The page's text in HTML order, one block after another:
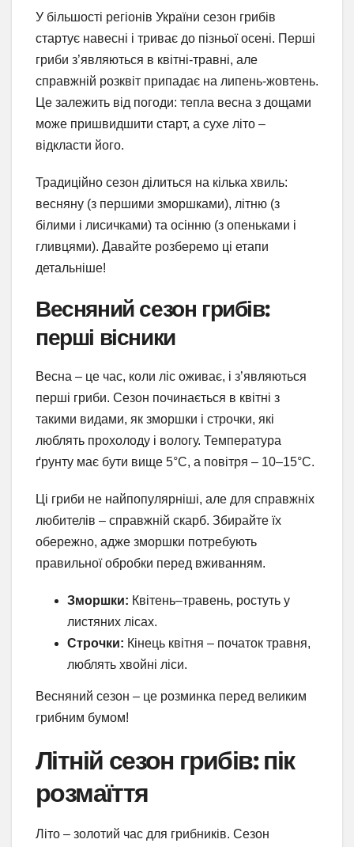
У більшості регіонів України сезон грибів
стартує навесні і триває до пізньої осені. Перші
гриби з’являються в квітні-травні, але
справжній розквіт припадає на липень-жовтень.
Це залежить від погоди: тепла весна з дощами
може пришвидшити старт, а сухе літо –
відкласти його.
Традиційно сезон ділиться на кілька хвиль:
весняну (з першими зморшками), літню (з
білими і лисичками) та осінню (з опеньками і
гливцями). Давайте розберемо ці етапи
детальніше!
Весняний сезон грибів:
перші вісники
Весна – це час, коли ліс оживає, і з’являються
перші гриби. Сезон починається в квітні з
такими видами, як зморшки і строчки, які
люблять прохолоду і вологу. Температура
ґрунту має бути вище 5°C, а повітря – 10–15°C.
Ці гриби не найпопулярніші, але для справжніх
любителів – справжній скарб. Збирайте їх
обережно, адже зморшки потребують
правильної обробки перед вживанням.
Зморшки: Квітень–травень, ростуть у
листяних лісах.
Строчки: Кінець квітня – початок травня,
люблять хвойні ліси.
Весняний сезон – це розминка перед великим
грибним бумом!
Літній сезон грибів: пік
розмаїття
Літо – золотий час для грибників. Сезон